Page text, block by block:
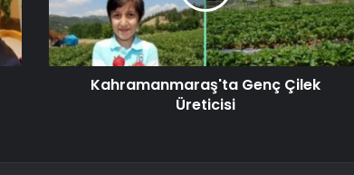
Kahramanmaraş'ta Genç Çilek
Üreticisi